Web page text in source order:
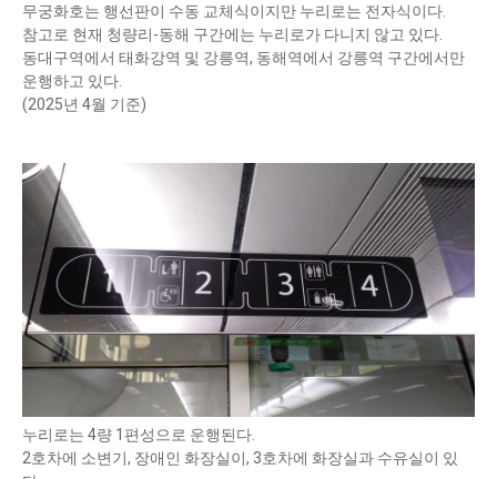
무궁화호는 행선판이 수동 교체식이지만 누리로는 전자식이다.
참고로 현재 청량리-동해 구간에는 누리로가 다니지 않고 있다.
동대구역에서 태화강역 및 강릉역, 동해역에서 강릉역 구간에서만
운행하고 있다.
(2025년 4월 기준)
누리로는 4량 1편성으로 운행된다.
2호차에 소변기, 장애인 화장실이, 3호차에 화장실과 수유실이 있